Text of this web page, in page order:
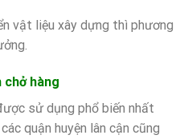
vật liệu xây dựng thì phương
chở hàng
sử dụng phổ biến nhất
quận huyện lân cận cũng